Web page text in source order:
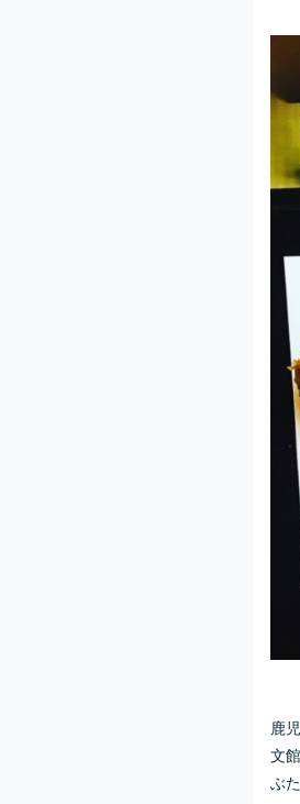
鹿
文
ぶた